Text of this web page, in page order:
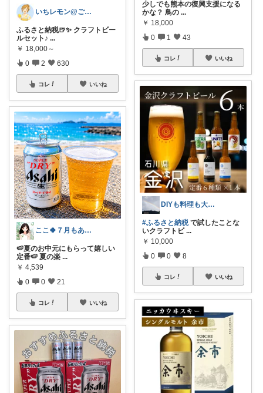
いちレモン@ご購入感謝です🍋✨️
ふるさと納税🍺✨️ クラフトビー
ルセット♪ ...
￥ 18,000～
0 2 630
コレ いいね
ここ🍀７月もありがとう🍀
🍉夏のお中元にもらって嬉しい
定番🍉 夏の楽 ...
￥ 4,539
0 0 21
コレ いいね
少しでも熊本の復興支援になる
かな？ 鳥の ...
￥ 18,000
0 1 43
コレ いいね
DIYも料理も大好き！
#ふるさと納税で試したことな
いクラフトビ ...
￥ 10,000
0 0 8
コレ いいね